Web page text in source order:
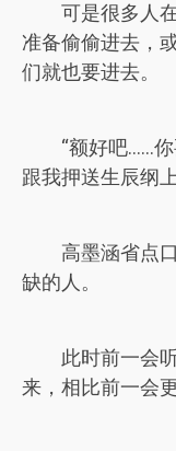
可是很多人
准备偷偷进去，
们就也要进去。
“额好吧……
跟我押送生辰纲
高墨涵省点
缺的人。
此时前一会
来，相比前一会